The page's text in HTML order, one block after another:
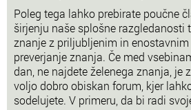
Poleg tega lahko prebirate poučne
širjenju naše splošne razgledanosti
znanje z priljubljenim in
preverjanje znanja. Če med
dan, ne najdete želenega znanja, je
voljo dobro obiskan forum, kjer
sodelujete. V primeru, da bi radi